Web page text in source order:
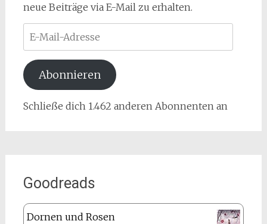
neue Beiträge via E-Mail zu erhalten.
Mail-
Adresse
Abonnieren
Schließe dich 1.462 anderen Abonnenten an
Goodreads
Dornen und Rosen